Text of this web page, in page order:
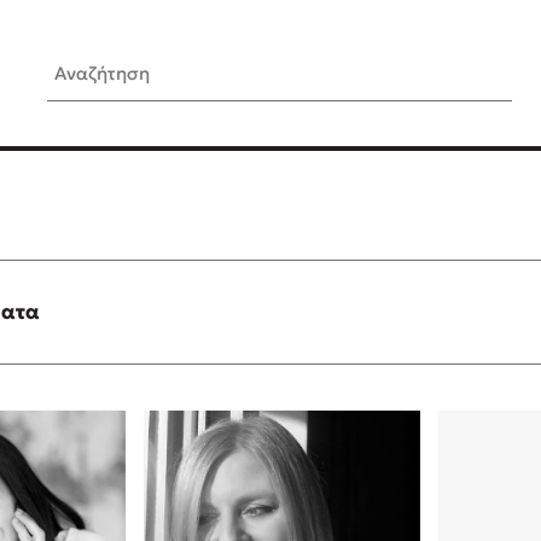
Αναζήτηση
είναι «το πρόβλημα»
αγνοείς
Τι είναι η
Δανάη Δεληγεώργη απαντά!
Συγχαρητήρια, Πέθανες!